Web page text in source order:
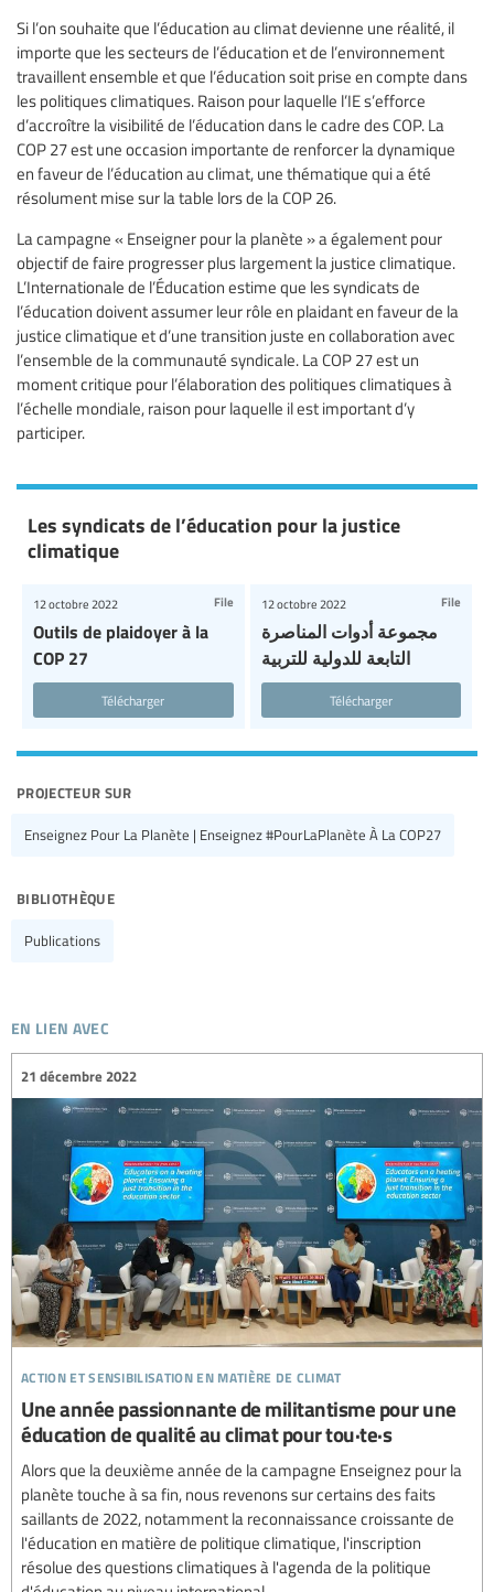
Si l’on souhaite que l’éducation au climat devienne une réalité, il
importe que les secteurs de l’éducation et de l’environnement
travaillent ensemble et que l’éducation soit prise en compte dans
les politiques climatiques. Raison pour laquelle l’IE s’efforce
d’accroître la visibilité de l’éducation dans le cadre des COP. La
COP 27 est une occasion importante de renforcer la dynamique
en faveur de l’éducation au climat, une thématique qui a été
résolument mise sur la table lors de la COP 26.
La campagne « Enseigner pour la planète » a également pour
objectif de faire progresser plus largement la justice climatique.
L’Internationale de l’Éducation estime que les syndicats de
l’éducation doivent assumer leur rôle en plaidant en faveur de la
justice climatique et d’une transition juste en collaboration avec
l’ensemble de la communauté syndicale. La COP 27 est un
moment critique pour l’élaboration des politiques climatiques à
l’échelle mondiale, raison pour laquelle il est important d’y
participer.
Les syndicats de l’éducation pour la justice
climatique
Outils de plaidoyer à la
COP 27
12 octobre 2022 File
Télécharger
مجموعة أدوات المناصرة
التابعة للدولية للتربية
12 octobre 2022 File
Télécharger
projecteur sur
Enseignez Pour La Planète | Enseignez #PourLaPlanète À La COP27
bibliothèque
Publications
en lien avec
action et sensibilisation en matière de climat
21 décembre 2022
Une année passionnante de militantisme pour une
éducation de qualité au climat pour tou·te·s
Alors que la deuxième année de la campagne Enseignez pour la
planète touche à sa fin, nous revenons sur certains des faits
saillants de 2022, notamment la reconnaissance croissante de
l'éducation en matière de politique climatique, l'inscription
résolue des questions climatiques à l'agenda de la politique